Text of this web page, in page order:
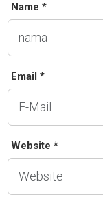
Name *
Email *
Website *